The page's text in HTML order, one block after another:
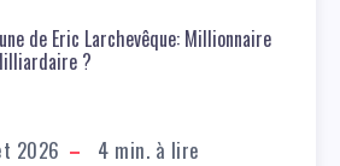
de Eric Larchevêque: Millionnaire
?
2026 4 min. à lire